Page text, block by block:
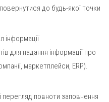
до будь-якої точки
інформації
для надання інформації про
маркетплейси, ERP).
повноти заповнення